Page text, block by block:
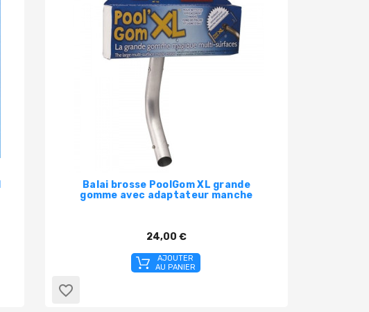
Balai brosse PoolGom XL grande
gomme avec adaptateur manche
24,00 €
AJOUTER
AU PANIER
favorite_border